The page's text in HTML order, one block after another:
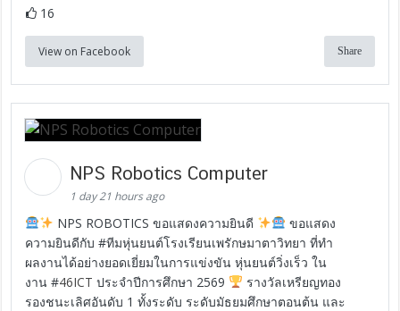
16
View on Facebook Share
NPS Robotics Computer
1 day 21 hours ago
NPS ROBOTICS ขอแสดงความยินดี
ขอแสดง
ความยินดีกับ #ทีมหุ่นยนต์โรงเรียนเพรักษมาตาวิทยา ที่ทำ
ผลงานได้อย่างยอดเยี่ยมในการแข่งขัน หุ่นยนต์วิ่งเร็ว ใน
งาน #46ICT ประจำปีการศึกษา 2569
รางวัลเหรียญทอง
รองชนะเลิศอันดับ 1 ทั้งระดับ ระดับมัธยมศึกษาตอนต้น และ